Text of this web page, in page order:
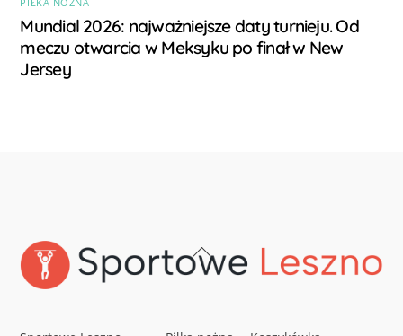
Mundial 2026: najważniejsze daty turnieju. Od
meczu otwarcia w Meksyku po finał w New
Jersey
Back
To